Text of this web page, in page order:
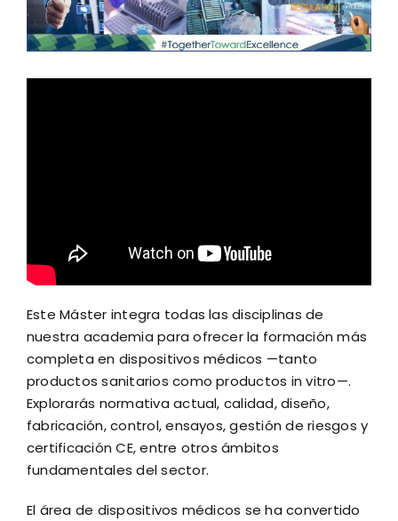
Este Máster integra todas las disciplinas de
nuestra academia para ofrecer la formación más
completa en dispositivos médicos —tanto
productos sanitarios como productos in vitro—.
Explorarás normativa actual, calidad, diseño,
fabricación, control, ensayos, gestión de riesgos y
certificación CE, entre otros ámbitos
fundamentales del sector.
El área de dispositivos médicos se ha convertido